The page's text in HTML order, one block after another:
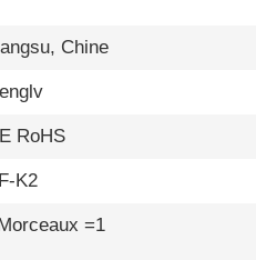
Chine
RoHS
K2
=1